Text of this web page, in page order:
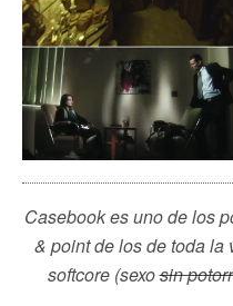
Casebook es uno de los
& point de los de toda la
softcore (sexosin